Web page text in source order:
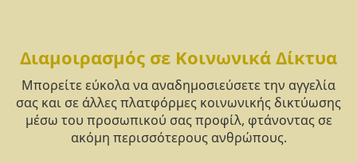
Διαμοιρασμός σε Κοινωνικά Δίκτυα
Μπορείτε εύκολα να αναδημοσιεύσετε την αγγελία
σας και σε άλλες πλατφόρμες κοινωνικής δικτύωσης
μέσω του προσωπικού σας προφίλ, φτάνοντας σε
ακόμη περισσότερους ανθρώπους.